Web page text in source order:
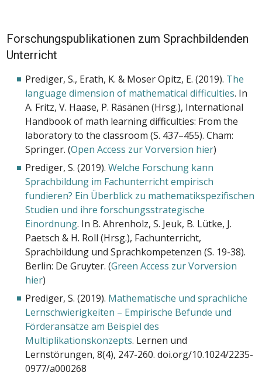
Forschungspublikationen zum Sprachbildenden
Unterricht
Prediger, S., Erath, K. & Moser Opitz, E. (2019). The
language dimension of mathematical difficulties. In
A. Fritz, V. Haase, P. Räsänen (Hrsg.), International
Handbook of math learning difficulties: From the
laboratory to the classroom (S. 437–455). Cham:
Springer. (Open Access zur Vorversion hier)
Prediger, S. (2019).Welche Forschung kann
Sprachbildung im Fachunterricht empirisch
fundieren? Ein Überblick zu mathematikspezifischen
Studien und ihre forschungsstrategische
Einordnung. In B. Ahrenholz, S. Jeuk, B. Lütke, J.
Paetsch & H. Roll (Hrsg.), Fachunterricht,
Sprachbildung und Sprachkompetenzen (S. 19-38).
Berlin: De Gruyter. (Green Access zur Vorversion
hier)
Prediger, S. (2019). Mathematische und sprachliche
Lernschwierigkeiten – Empirische Befunde und
Förderansätze am Beispiel des
Multiplikationskonzepts. Lernen und
Lernstörungen, 8(4), 247-260. doi.org/10.1024/2235-
0977/a000268